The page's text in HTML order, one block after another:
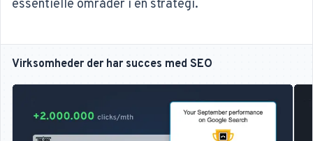
essentielle områder i en strategi.
Virksomheder der har succes med SEO